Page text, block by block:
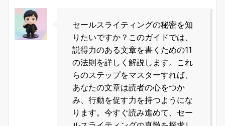
セールスライティングの秘密を知
りたいですか？このガイドでは、
説得力のある文章を書くための11
の法則を詳しく解説します。これ
らのステップをマスターすれば、
あなたの文章は読者の心をつか
み、行動を促す力を持つようにな
ります。今すぐ読み進めて、セー